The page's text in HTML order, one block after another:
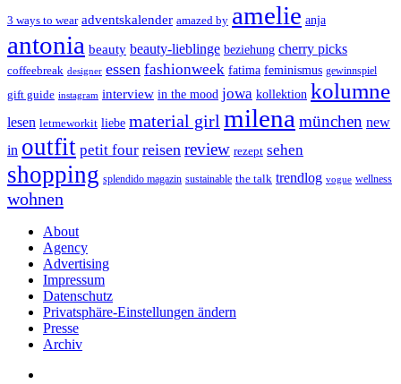
3 ways to wear adventskalender amazed by amelie anja
antonia beauty beauty-lieblinge beziehung cherry picks
coffeebreak designer essen fashionweek fatima feminismus gewinnspiel
gift guide instagram interview in the mood jowa kollektion kolumne
lesen letmeworkit liebe material girl milena münchen new
in outfit petit four reisen review rezept sehen
shopping splendido magazin sustainable the talk trendlog vogue wellness
wohnen
About
Agency
Advertising
Impressum
Datenschutz
Privatsphäre-Einstellungen ändern
Presse
Archiv